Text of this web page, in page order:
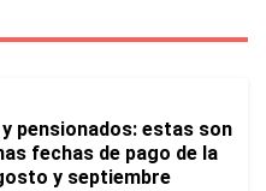
pensionados: estas son
fechas de pago de la
y septiembre